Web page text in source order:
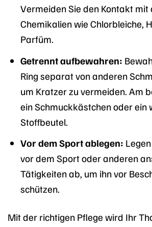
Vermeiden Sie den Kontakt mit
Chemikalien wie Chlorbleiche,
Parfüm.
Getrennt aufbewahren:
Ring separat von anderen
um Kratzer zu vermeiden. Am
ein Schmuckkästchen oder ein
Stoffbeutel.
Vor dem Sport ablegen:
vor dem Sport oder anderen
Tätigkeiten ab, um ihn vor
schützen.
Mit der richtigen Pflege wird Ihr